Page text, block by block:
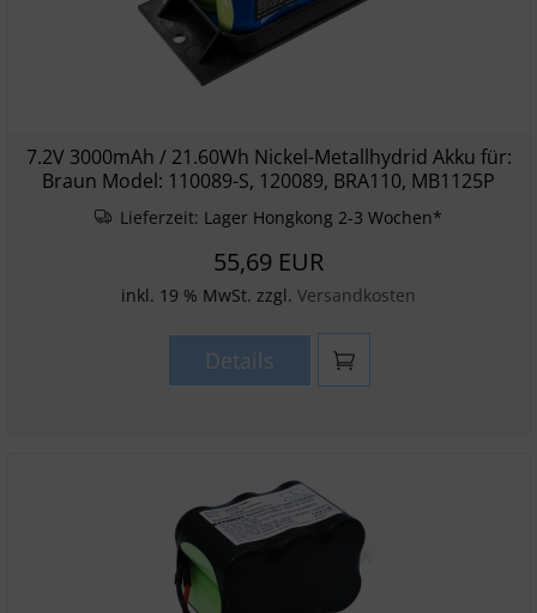
7.2V 3000mAh / 21.60Wh Nickel-Metallhydrid Akku für:
Braun Model: 110089-S, 120089, BRA110, MB1125P
Lieferzeit: Lager Hongkong 2-3 Wochen*
55,69 EUR
inkl. 19 % MwSt. zzgl. Versandkosten
Details